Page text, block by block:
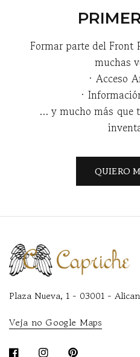
Formar parte del Front
muchas
· Acceso
·
... y mucho más que
QUIERO
Plaza Nueva, 1 - 03001 -
Veja no Google Maps